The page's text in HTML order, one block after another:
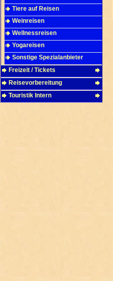
Tiere auf Reisen
Weinreisen
Wellnessreisen
Yogareisen
Sonstige Spezialanbieter
Freizeit / Tickets
Reisevorbereitung
Touristik Intern